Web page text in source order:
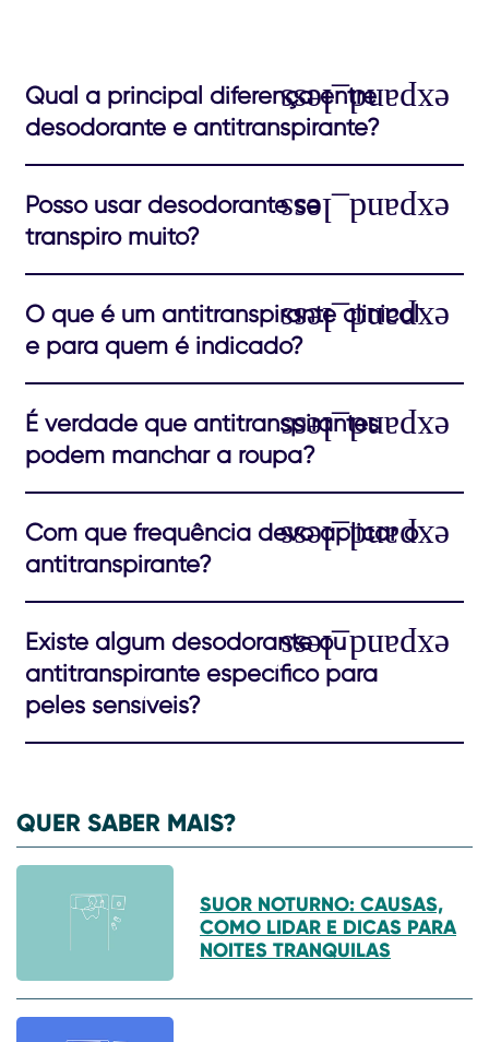
Qual a principal diferença entre
desodorante e antitranspirante?
Posso usar desodorante se
transpiro muito?
O que é um antitranspirante clinical
e para quem é indicado?
É verdade que antitranspirantes
podem manchar a roupa?
Com que frequência devo aplicar o
antitranspirante?
Existe algum desodorante ou
antitranspirante específico para
peles sensíveis?
QUER SABER MAIS?
SUOR NOTURNO: CAUSAS,
COMO LIDAR E DICAS PARA
NOITES TRANQUILAS